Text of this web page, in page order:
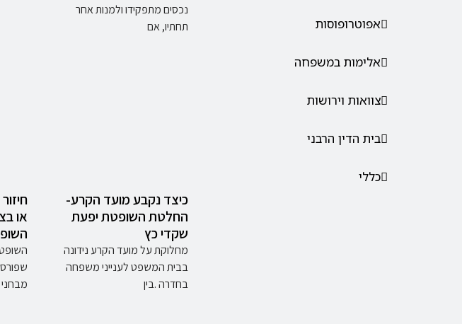
אפוטרופוסות
אלימות במשפחה
צוואות וירושות
בית הדין הרבני
כללי
נכסים מתפקידו ולמנות אחר
תחתיו, אם
כיצד נקבע מועד הקרע-
החלטת השופטת יפעת
שקדי כץ
מחלוקת על מועד הקרע נידונה
בבית המשפט לענייני משפחה
בחדרה .בין
או
מבחני